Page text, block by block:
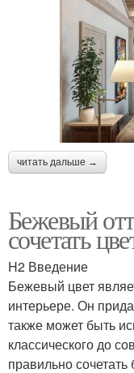
читать дальше →
Бежевый
сочетать
H2 Введение
Бежевый цвет
интерьере. Он
также может быть
классического до
правильно